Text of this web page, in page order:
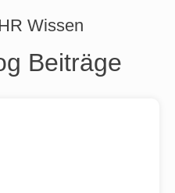
Wissen
Beiträge